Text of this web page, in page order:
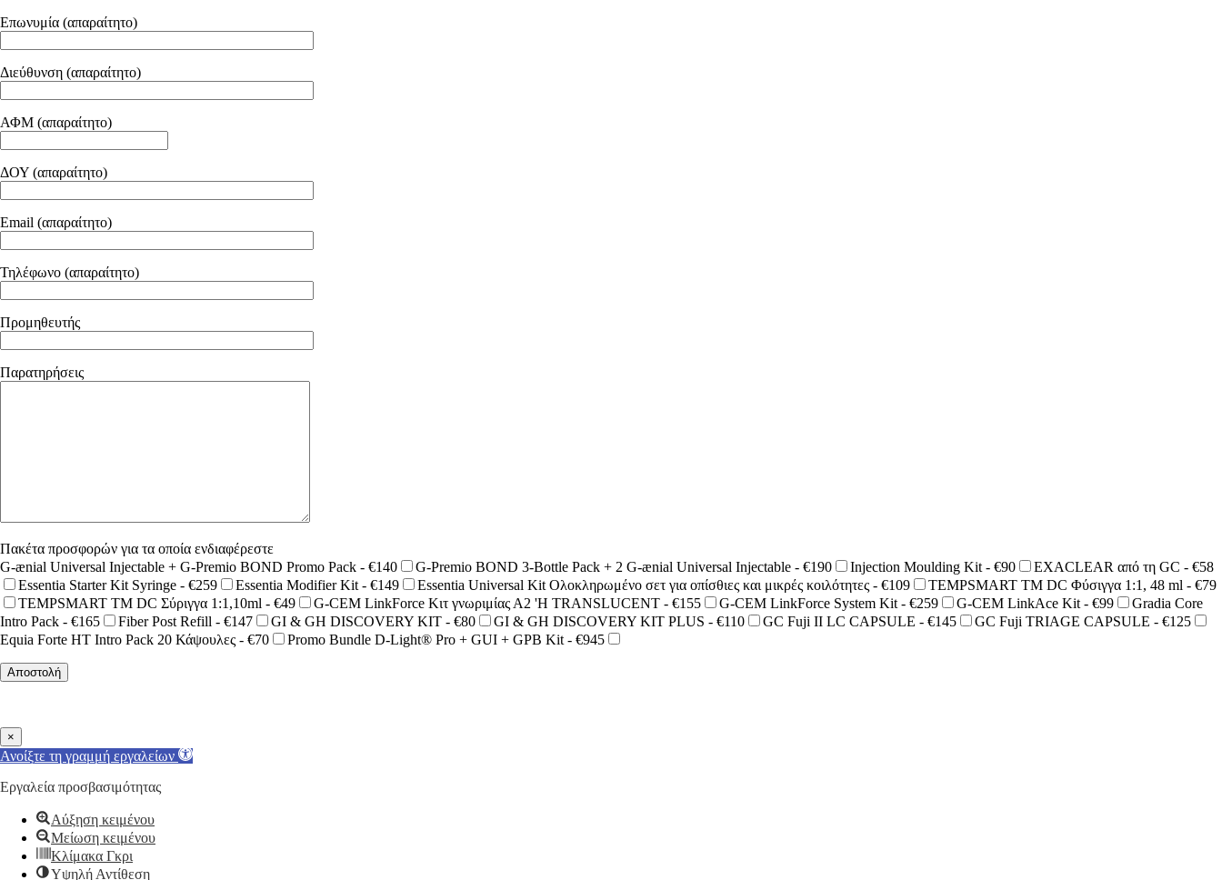
Επωνυμία (απαραίτητο)
Διεύθυνση (απαραίτητο)
ΑΦΜ (απαραίτητο)
ΔΟΥ (απαραίτητο)
Email (απαραίτητο)
Τηλέφωνο (απαραίτητο)
Προμηθευτής
Παρατηρήσεις
Πακέτα προσφορών για τα οποία ενδιαφέρεστε
G-ænial Universal Injectable + G-Premio BOND Promo Pack - €140
G-Premio BOND 3-Bottle Pack + 2 G-ænial Universal Injectable - €190 Injection Moulding Kit - €90
EXACLEAR από τη GC - €58
Essentia Starter Kit Syringe - €259
Essentia Modifier Kit - €149 Essentia Universal Kit Ολοκληρωμένο σετ για οπίσθιες και μικρές κοιλότητες - €109
TEMPSMART TM DC Φύσιγγα 1:1, 48 ml - €79
TEMPSMART TM DC Σύριγγα 1:1,10ml - €49
G-CEM LinkForce Κιτ γνωριμίας Α2 'Η TRANSLUCENT - €155 G-CEM LinkForce System Kit - €259 G-CEM LinkAce Kit - €99
Gradia Core
Intro Pack - €165
Fiber Post Refill - €147 GI & GH DISCOVERY KIT - €80 GI & GH DISCOVERY KIT PLUS - €110 GC Fuji II LC CAPSULE - €145
GC Fuji TRIAGE CAPSULE - €125
Equia Forte HT Intro Pack 20 Κάψουλες - €70
Promo Bundle D-Light® Pro + GUI + GPB Kit - €945
×
Ανοίξτε τη γραμμή εργαλείων
Εργαλεία προσβασιμότητας
Αύξηση κειμένου
Μείωση κειμένου
Κλίμακα Γκρι
Υψηλή Αντίθεση